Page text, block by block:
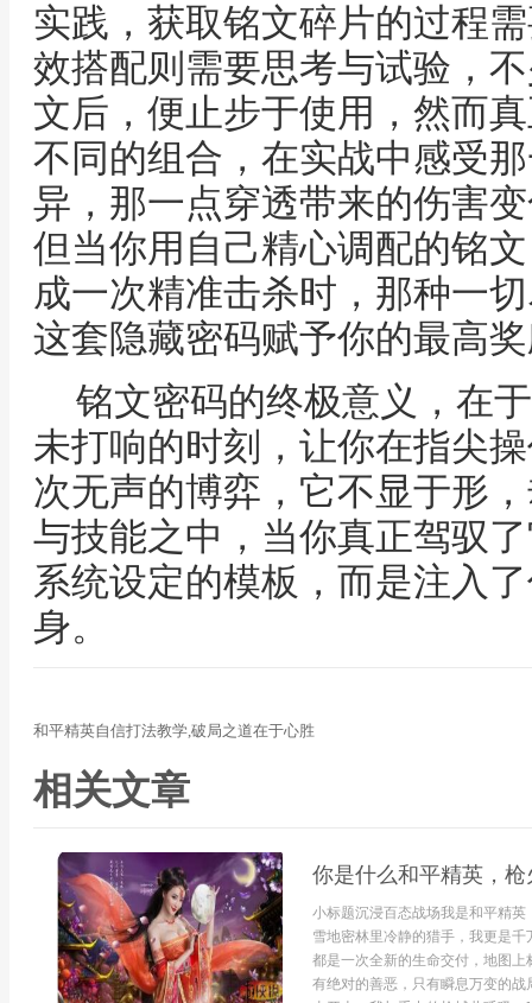
实践，获取铭文碎片的过程
效搭配则需要思考与试验，
文后，便止步于使用，然而
不同的组合，在实战中感受
异，那一点穿透带来的伤害
但当你用自己精心调配的铭
成一次精准击杀时，那种一
这套隐藏密码赋予你的最高
铭文密码的终极意义，在
未打响的时刻，让你在指尖
次无声的博弈，它不显于形
与技能之中，当你真正驾驭
系统设定的模板，而是注入
身。
和平精英自信打法教学,破局之道在于心胜
相关文章
你是什么和平精英，
小标题沉浸百态战场我是和平精
雪地密林里冷静的猎手，我更是
都是一次全新的生命交付，地图
有绝对的善恶，只有瞬息万变的